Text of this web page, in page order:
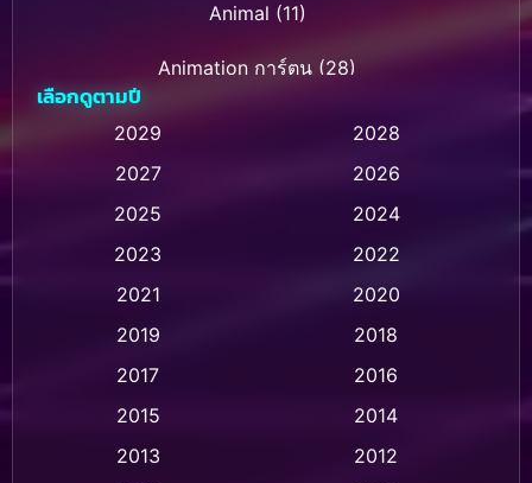
Animal (11)
Animation การ์ตูน (28)
Animation การ์ตูน (236)
Animation การ์ตูน (32)
Animation แอนิเมชั่น (1)
Animation แอนิเมชัน (1)
เลือกดูตามปี
2029
2028
2027
2026
2025
2024
2023
2022
2021
2020
2019
2018
2017
2016
2015
2014
2013
2012